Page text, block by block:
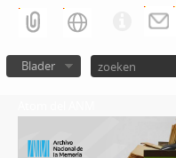
Blader